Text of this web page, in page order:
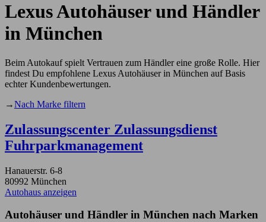
Lexus Autohäuser und Händler
in München
Beim Autokauf spielt Vertrauen zum Händler eine große Rolle. Hier
findest Du empfohlene Lexus Autohäuser in München auf Basis
echter Kundenbewertungen.
→Nach Marke filtern
Zulassungscenter Zulassungsdienst
Fuhrparkmanagement
Hanauerstr. 6-8
80992 München
Autohaus anzeigen
Autohäuser und Händler in München nach Marken